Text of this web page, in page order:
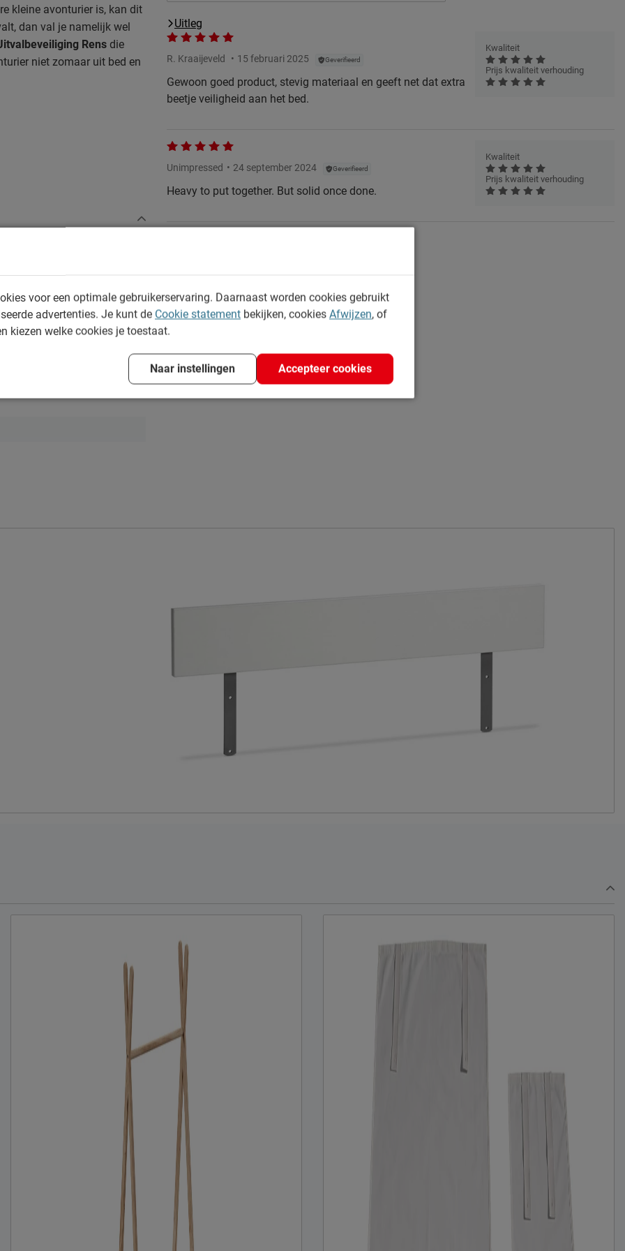
Uitleg
R. Kraaijeveld 15 februari 2025 Geverifieerd
Gewoon goed product, stevig materiaal en geeft net dat extra
beetje veiligheid aan het bed.
Kwaliteit
Prijs kwaliteit verhouding
Unimpressed 24 september 2024 Geverifieerd
Heavy to put together. But solid once done.
Kwaliteit
Prijs kwaliteit verhouding
kleine avonturier is, kan dit
dan val je namelijk wel
Rens die
niet zomaar uit bed en
voor een optimale gebruikerservaring. Daarnaast worden cookies gebruikt
advertenties. Je kunt de Cookie statement bekijken, cookies Afwijzen, of
kiezen welke cookies je toestaat.
Naar instellingen Accepteer cookies